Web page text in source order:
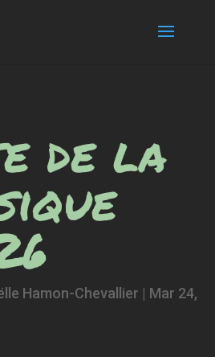
de la
Hamon-Chevallier | Mar 24,